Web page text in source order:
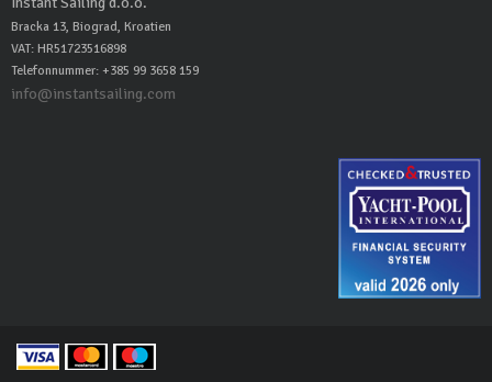
Bracka 13, Biograd, Kroatien
VAT: HR51723516898
Telefonnummer: +385 99 3658 159
info@instantsailing.com